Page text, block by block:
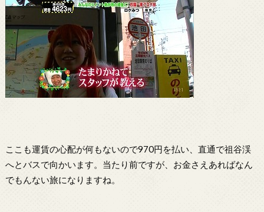
ここも運賃の心配が何もないので970円を払い、直通で祖谷渓
へとバスで向かいます。当たり前ですが、お金さえあればなん
でもんない旅になりますね。